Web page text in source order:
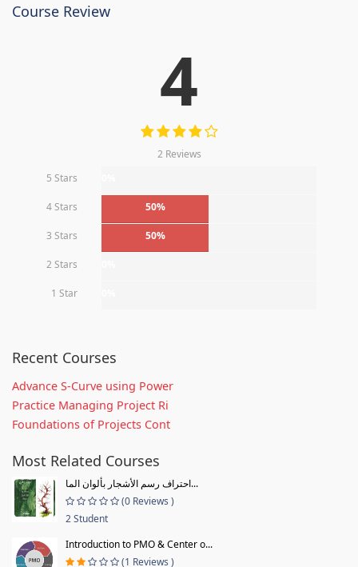
Course Review
4
2 Reviews
5 Stars
4 Stars 50%
3 Stars 50%
2 Stars
1 Star
Recent Courses
Advance S-Curve using Power
Practice Managing Project Ri
Foundations of Projects Cont
Most Related Courses
احتراف رسم الأشجار بألوان الما...
(0 Reviews )
2 Student
Introduction to PMO & Center o...
(1 Reviews )